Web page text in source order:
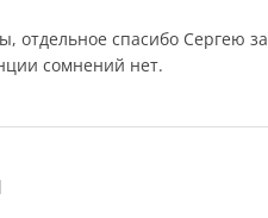
отдельное спасибо Сергею за
сомнений нет.